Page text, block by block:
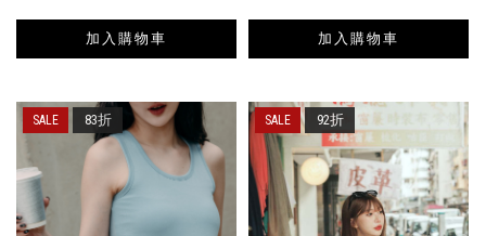
加入購物車 加入購物車
83折 92折